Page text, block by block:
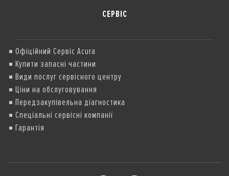
СЕРВІС
Офіційний Сервіс Acura
Купити запасні частини
Види послуг сервісного центру
Ціни на обслуговування
Передзакупівельна діагностика
Спеціальні сервісні компанії
Гарантія